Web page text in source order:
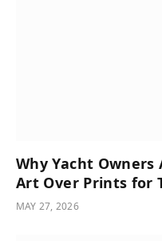
Why Yacht Owners
Art Over Prints for
MAY 27, 2026